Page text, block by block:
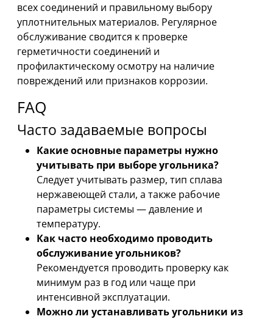
всех соединений и правильному выбору
уплотнительных материалов. Регулярное
обслуживание сводится к проверке
герметичности соединений и
профилактическому осмотру на наличие
повреждений или признаков коррозии.
FAQ
Часто задаваемые вопросы
Какие основные параметры нужно
учитывать при выборе угольника?
Следует учитывать размер, тип сплава
нержавеющей стали, а также рабочие
параметры системы — давление и
температуру.
Как часто необходимо проводить
обслуживание угольников?
Рекомендуется проводить проверку как
минимум раз в год или чаще при
интенсивной эксплуатации.
Можно ли устанавливать угольники из